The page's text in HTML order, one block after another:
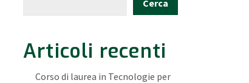
Cerca
Articoli recenti
Corso di laurea in Tecnologie per